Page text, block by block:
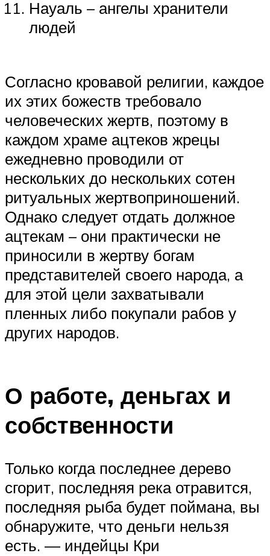
Науаль – ангелы хранители
людей
Согласно кровавой религии, каждое
их этих божеств требовало
человеческих жертв, поэтому в
каждом храме ацтеков жрецы
ежедневно проводили от
нескольких до нескольких сотен
ритуальных жертвоприношений.
Однако следует отдать должное
ацтекам – они практически не
приносили в жертву богам
представителей своего народа, а
для этой цели захватывали
пленных либо покупали рабов у
других народов.
О работе, деньгах и
собственности
Только когда последнее дерево
сгорит, последняя река отравится,
последняя рыба будет поймана, вы
обнаружите, что деньги нельзя
есть. — индейцы Кри